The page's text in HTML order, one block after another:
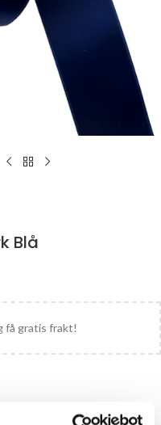
Blå
få gratis frakt!